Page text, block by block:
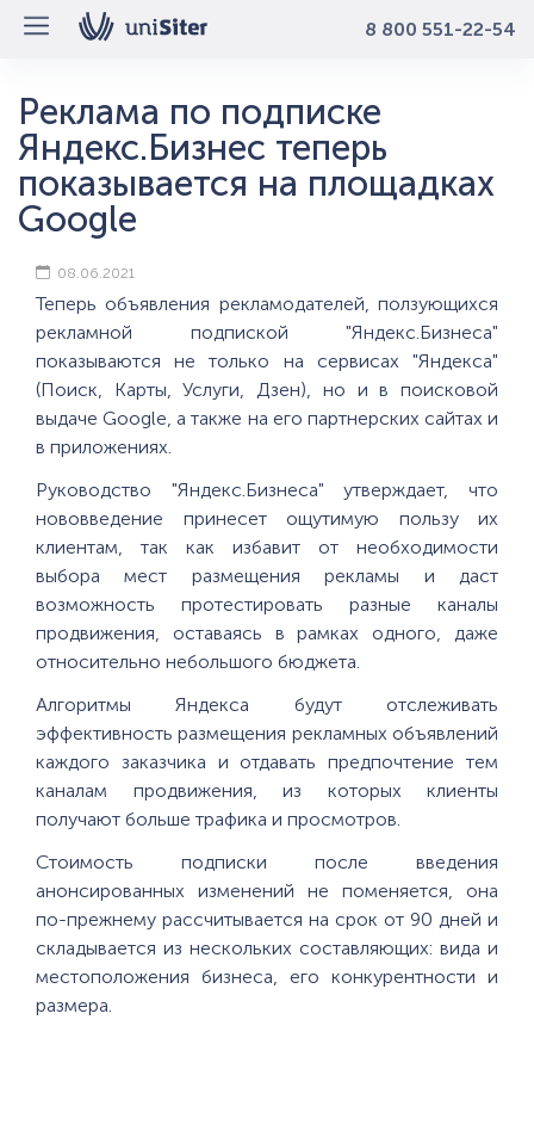
8 800 551-22-54
Реклама по подписке
Яндекс.Бизнес теперь
показывается на площадках
Google
08.06.2021
Теперь объявления рекламодателей, ползующихся
рекламной подпиской "Яндекс.Бизнеса"
показываются не только на сервисах "Яндекса"
(Поиск, Карты, Услуги, Дзен), но и в поисковой
выдаче Google, а также на его партнерских сайтах и
в приложениях.
Руководство "Яндекс.Бизнеса" утверждает, что
нововведение принесет ощутимую пользу их
клиентам, так как избавит от необходимости
выбора мест размещения рекламы и даст
возможность протестировать разные каналы
продвижения, оставаясь в рамках одного, даже
относительно небольшого бюджета.
Алгоритмы Яндекса будут отслеживать
эффективность размещения рекламных объявлений
каждого заказчика и отдавать предпочтение тем
каналам продвижения, из которых клиенты
получают больше трафика и просмотров.
Стоимость подписки после введения
анонсированных изменений не поменяется, она
по-прежнему рассчитывается на срок от 90 дней и
складывается из нескольких составляющих: вида и
местоположения бизнеса, его конкурентности и
размера.